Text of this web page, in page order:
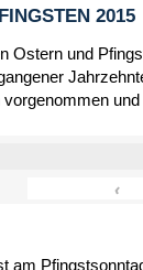
2015
Ostern und
‹
am